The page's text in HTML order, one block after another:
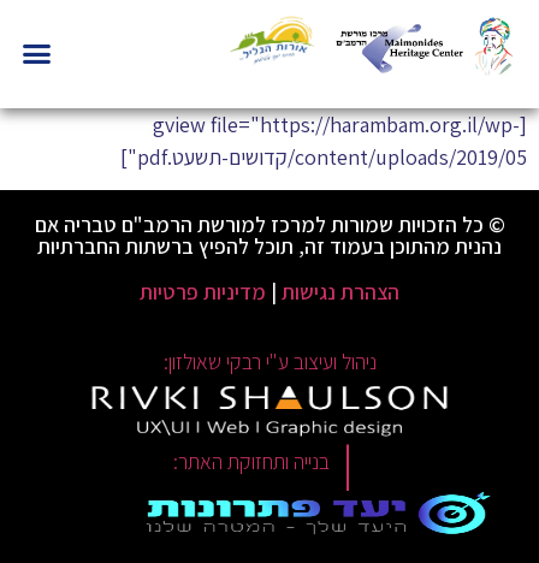
[gview file="https://harambam.org.il/wp-
content/uploads/2019/05/קדושים-תשעט.pdf"]
© כל הזכויות שמורות למרכז למורשת הרמב"ם טבריה אם
נהנית מהתוכן בעמוד זה, תוכל להפיץ ברשתות החברתיות
הצהרת נגישות | מדיניות פרטיות
ניהול ועיצוב ע"י רבקי שאולזון:
| בנייה ותחזוקת האתר: